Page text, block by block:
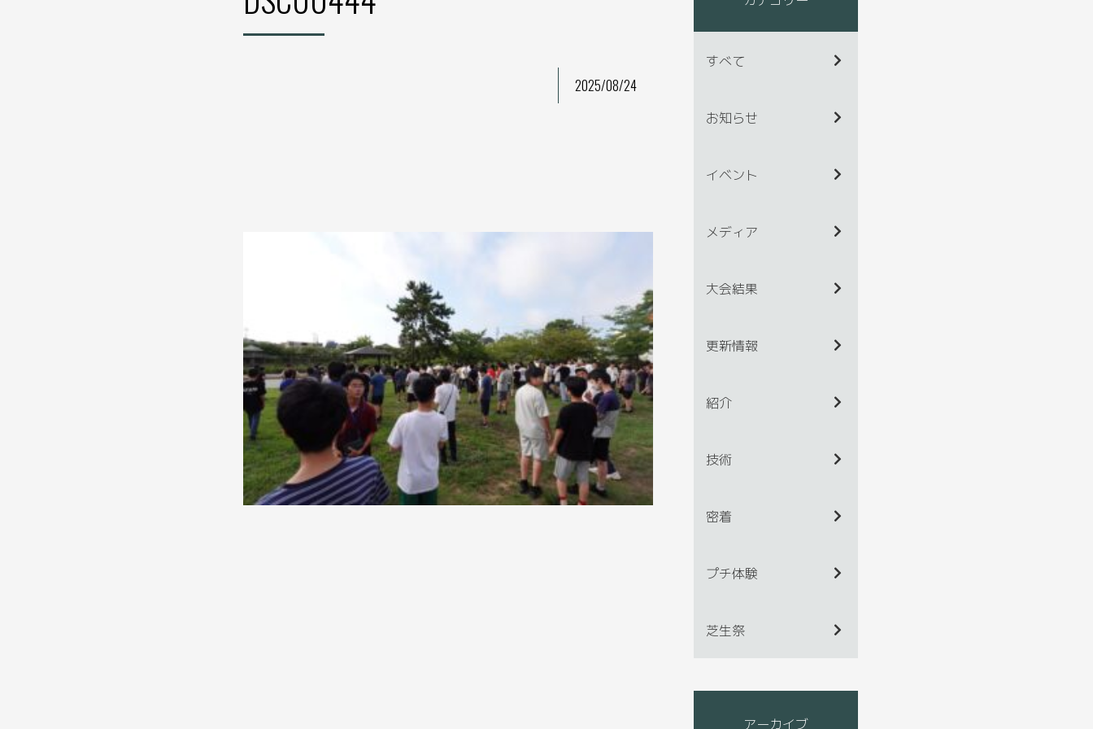
2025/08/24
すべて
お知らせ
イベント
メディア
大会結果
更新情報
紹介
技術
密着
プチ体験
芝生祭
アーカイブ